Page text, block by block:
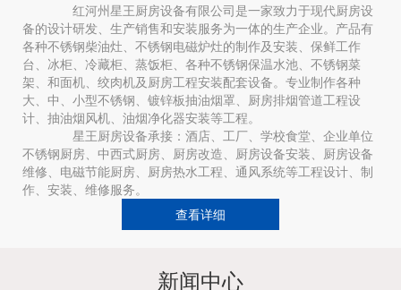
红河州星王厨房设备有限公司是一家致力于现代厨房设
备的设计研发、生产销售和安装服务为一体的生产企业。产品有
各种不锈钢柴油灶、不锈钢电磁炉灶的制作及安装、保鲜工作
台、冰柜、冷藏柜、蒸饭柜、各种不锈钢保温水池、不锈钢菜
架、和面机、绞肉机及厨房工程安装配套设备。专业制作各种
大、中、小型不锈钢、镀锌板抽油烟罩、厨房排烟管道工程设
计、抽油烟风机、油烟净化器安装等工程。
星王厨房设备承接：酒店、工厂、学校食堂、企业单位
不锈钢厨房、中西式厨房、厨房改造、厨房设备安装、厨房设备
维修、电磁节能厨房、厨房热水工程、通风系统等工程设计、制
作、安装、维修服务。
查看详细
新闻中心